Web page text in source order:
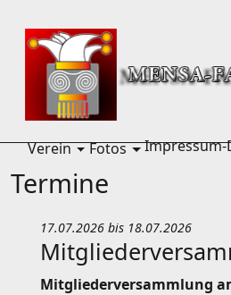
Verein menu Verein
Fotos menu Fotos
Termine
Termine
17.07.2026 bis 18.07.2026
Mitgliederversammlung